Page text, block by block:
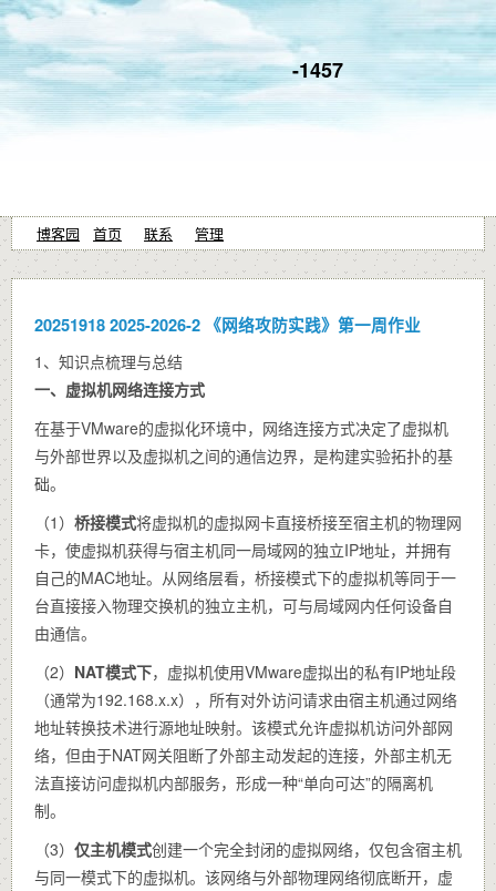
-1457
博客园 首页 联系 管理
20251918 2025-2026-2 《网络攻防实践》第一周作业
1、知识点梳理与总结
一、虚拟机网络连接方式
在基于VMware的虚拟化环境中，网络连接方式决定了虚拟机
与外部世界以及虚拟机之间的通信边界，是构建实验拓扑的基
础。
（1） 桥接模式将虚拟机的虚拟网卡直接桥接至宿主机的物理网
卡，使虚拟机获得与宿主机同一局域网的独立IP地址，并拥有
自己的MAC地址。从网络层看，桥接模式下的虚拟机等同于一
台直接接入物理交换机的独立主机，可与局域网内任何设备自
由通信。
（2） NAT模式下，虚拟机使用VMware虚拟出的私有IP地址段
（通常为192.168.x.x），所有对外访问请求由宿主机通过网络
地址转换技术进行源地址映射。该模式允许虚拟机访问外部网
络，但由于NAT网关阻断了外部主动发起的连接，外部主机无
法直接访问虚拟机内部服务，形成一种“单向可达”的隔离机
制。
（3） 仅主机模式创建一个完全封闭的虚拟网络，仅包含宿主机
与同一模式下的虚拟机。该网络与外部物理网络彻底断开，虚